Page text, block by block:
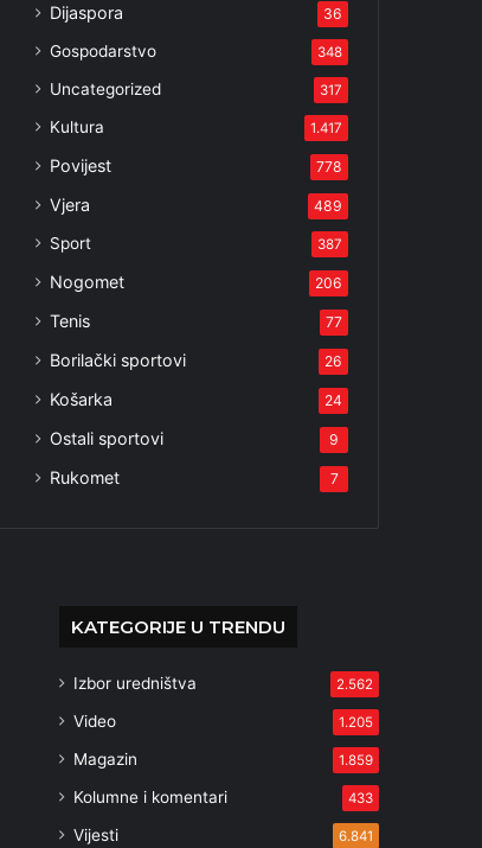
Dijaspora 36
Gospodarstvo 348
Uncategorized 317
Kultura 1.417
Povijest 778
Vjera 489
Sport 387
Nogomet 206
Tenis 77
Borilački sportovi 26
Košarka 24
Ostali sportovi 9
Rukomet 7
KATEGORIJE U TRENDU
Izbor uredništva 2.562
Video 1.205
Magazin 1.859
Kolumne i komentari 433
Vijesti 6.841